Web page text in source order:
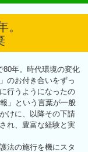
80年。時代環境の変化
のお付き合いをずっ
行うようになったの
」という言葉が一般
けに、以降その下請
れ、豊富な経験と実
法の施行を機にスタ